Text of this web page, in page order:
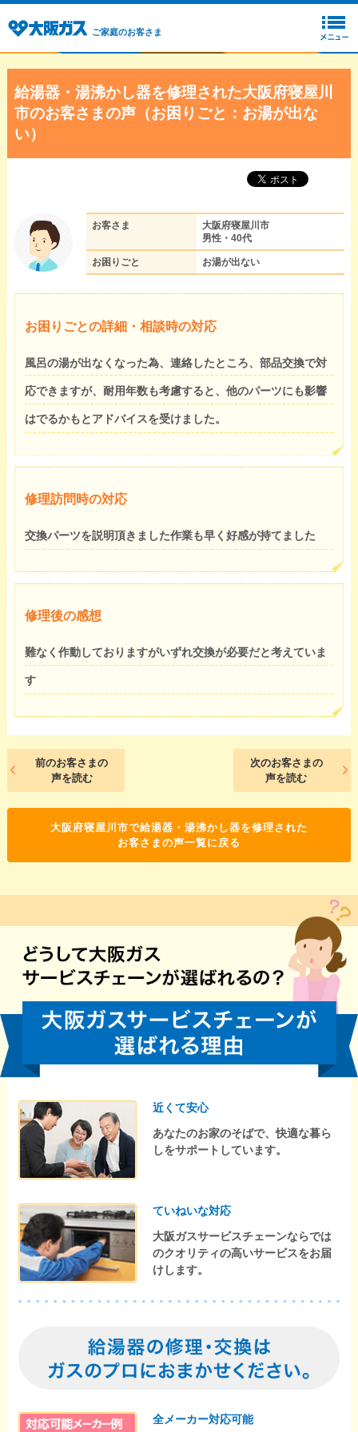
ご家庭のお客さま
給湯器・湯沸かし器を修理された大阪府寝屋川
市のお客さまの声（お困りごと：お湯が出な
い）
お客さま
大阪府寝屋川市
男性・40代
お困りごと お湯が出ない
お困りごとの詳細・相談時の対応
風呂の湯が出なくなった為、連絡したところ、部品交換で対
応できますが、耐用年数も考慮すると、他のパーツにも影響
はでるかもとアドバイスを受けました。
修理訪問時の対応
交換パーツを説明頂きました作業も早く好感が持てました
修理後の感想
難なく作動しておりますがいずれ交換が必要だと考えていま
す
前のお客さまの
声を読む
次のお客さまの
声を読む
大阪府寝屋川市で給湯器・湯沸かし器を修理された
お客さまの声一覧に戻る
近くて安心
あなたのお家のそばで、快適な暮ら
しをサポートしています。
ていねいな対応
大阪ガスサービスチェーンならでは
のクオリティの高いサービスをお届
けします。
全メーカー対応可能